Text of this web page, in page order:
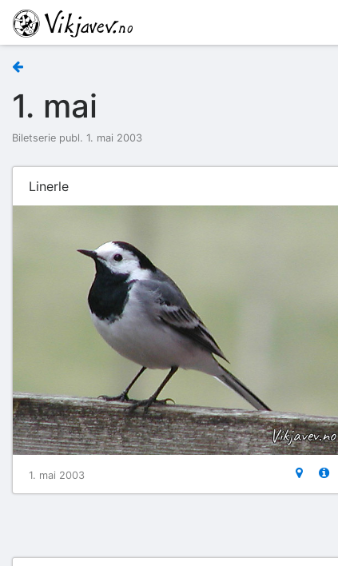
1. mai
Biletserie publ. 1. mai 2003
Linerle
1. mai 2003